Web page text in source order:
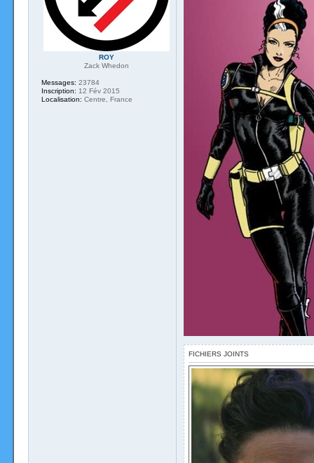
FICHIERS JOINTS
ROY
Zack Whedon
Messages: 23784
Inscription: 12 Fév 2015
Localisation: Centre, France